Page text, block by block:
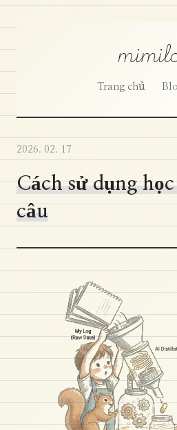
Trang chủ
2026. 02. 17
Cách sử dụng
câu